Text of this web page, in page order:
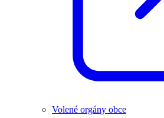
Volené orgány obce